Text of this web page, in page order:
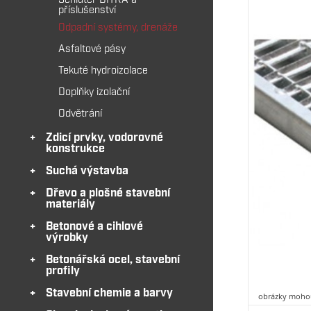
příslušenství
Odpadní systémy, drenáže
Asfaltové pásy
Tekuté hydroizolace
Doplňky izolační
Odvětrání
Zdicí prvky, vodorovné
konstrukce
Suchá výstavba
Dřevo a plošné stavební
materiály
Betonové a cihlové
výrobky
Betonářská ocel, stavební
profily
Stavební chemie a barvy
obrázky